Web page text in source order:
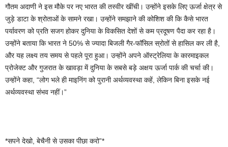
गौतम अदाणी ने इस मौके पर नए भारत की तस्वीर खींची। उन्होंने इसके लिए ऊर्जा क्षेत्र से
जुड़े डाटा के श्रोताओं के सामने रखा। उन्होंने समझाने की कोशिश की कि कैसे भारत
पर्यावरण को प्रति सजग होकर दुनिया के विकसित देशों से कम प्रदूषण पैदा कर रहा है।
उन्होंने बताया कि भारत ने 50% से ज्यादा बिजली गैर-फॉसिल स्रोतों से हासिल कर ली है,
और यह लक्ष्य तय समय से पहले पूरा हुआ। उन्होंने अपने ऑस्ट्रेलिया के कारमाइकल
प्रोजेक्ट और गुजरात के खावड़ा में दुनिया के सबसे बड़े अक्षय ऊर्जा पार्क की चर्चा की।
उन्होंने कहा, “लोग भले ही माइनिंग को पुरानी अर्थव्यवस्था कहें, लेकिन बिना इसके नई
अर्थव्यवस्था संभव नहीं।”
*सपने देखो, बेचैनी से उसका पीछा करो”*